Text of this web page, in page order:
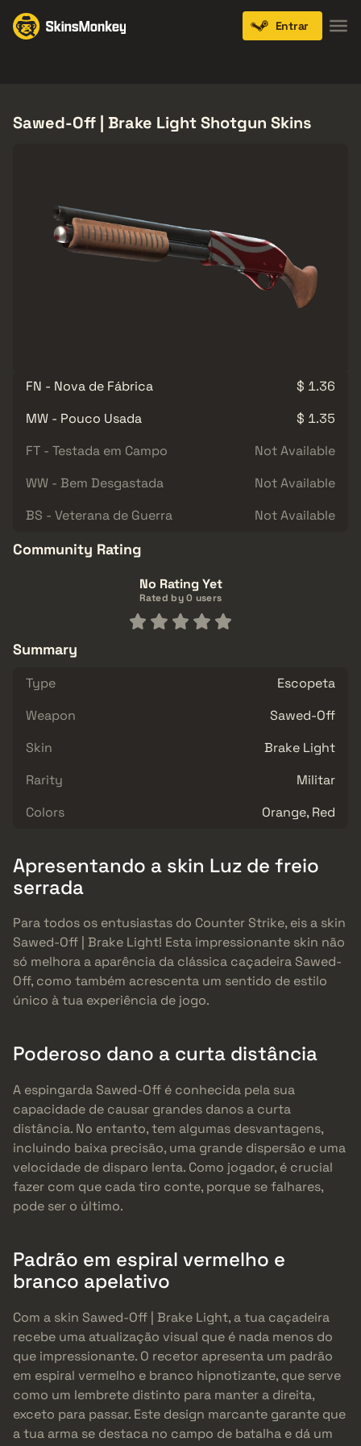
Entrar
Sawed-Off | Brake Light Shotgun Skins
FN - Nova de Fábrica
$ 1.36
MW - Pouco Usada
$ 1.35
FT - Testada em Campo
Not Available
WW - Bem Desgastada
Not Available
BS - Veterana de Guerra
Not Available
Community Rating
No Rating Yet
Rated by 0 users
Summary
Type
Escopeta
Weapon
Sawed-Off
Skin
Brake Light
Rarity
Militar
Colors
Orange, Red
Apresentando a skin Luz de freio
serrada
Para todos os entusiastas do Counter Strike, eis a skin
Sawed-Off | Brake Light! Esta impressionante skin não
só melhora a aparência da clássica caçadeira Sawed-
Off, como também acrescenta um sentido de estilo
único à tua experiência de jogo.
Poderoso dano a curta distância
A espingarda Sawed-Off é conhecida pela sua
capacidade de causar grandes danos a curta
distância. No entanto, tem algumas desvantagens,
incluindo baixa precisão, uma grande dispersão e uma
velocidade de disparo lenta. Como jogador, é crucial
fazer com que cada tiro conte, porque se falhares,
pode ser o último.
Padrão em espiral vermelho e
branco apelativo
Com a skin Sawed-Off | Brake Light, a tua caçadeira
recebe uma atualização visual que é nada menos do
que impressionante. O recetor apresenta um padrão
em espiral vermelho e branco hipnotizante, que serve
como um lembrete distinto para manter a direita,
exceto para passar. Este design marcante garante que
a tua arma se destaca no campo de batalha e dá um